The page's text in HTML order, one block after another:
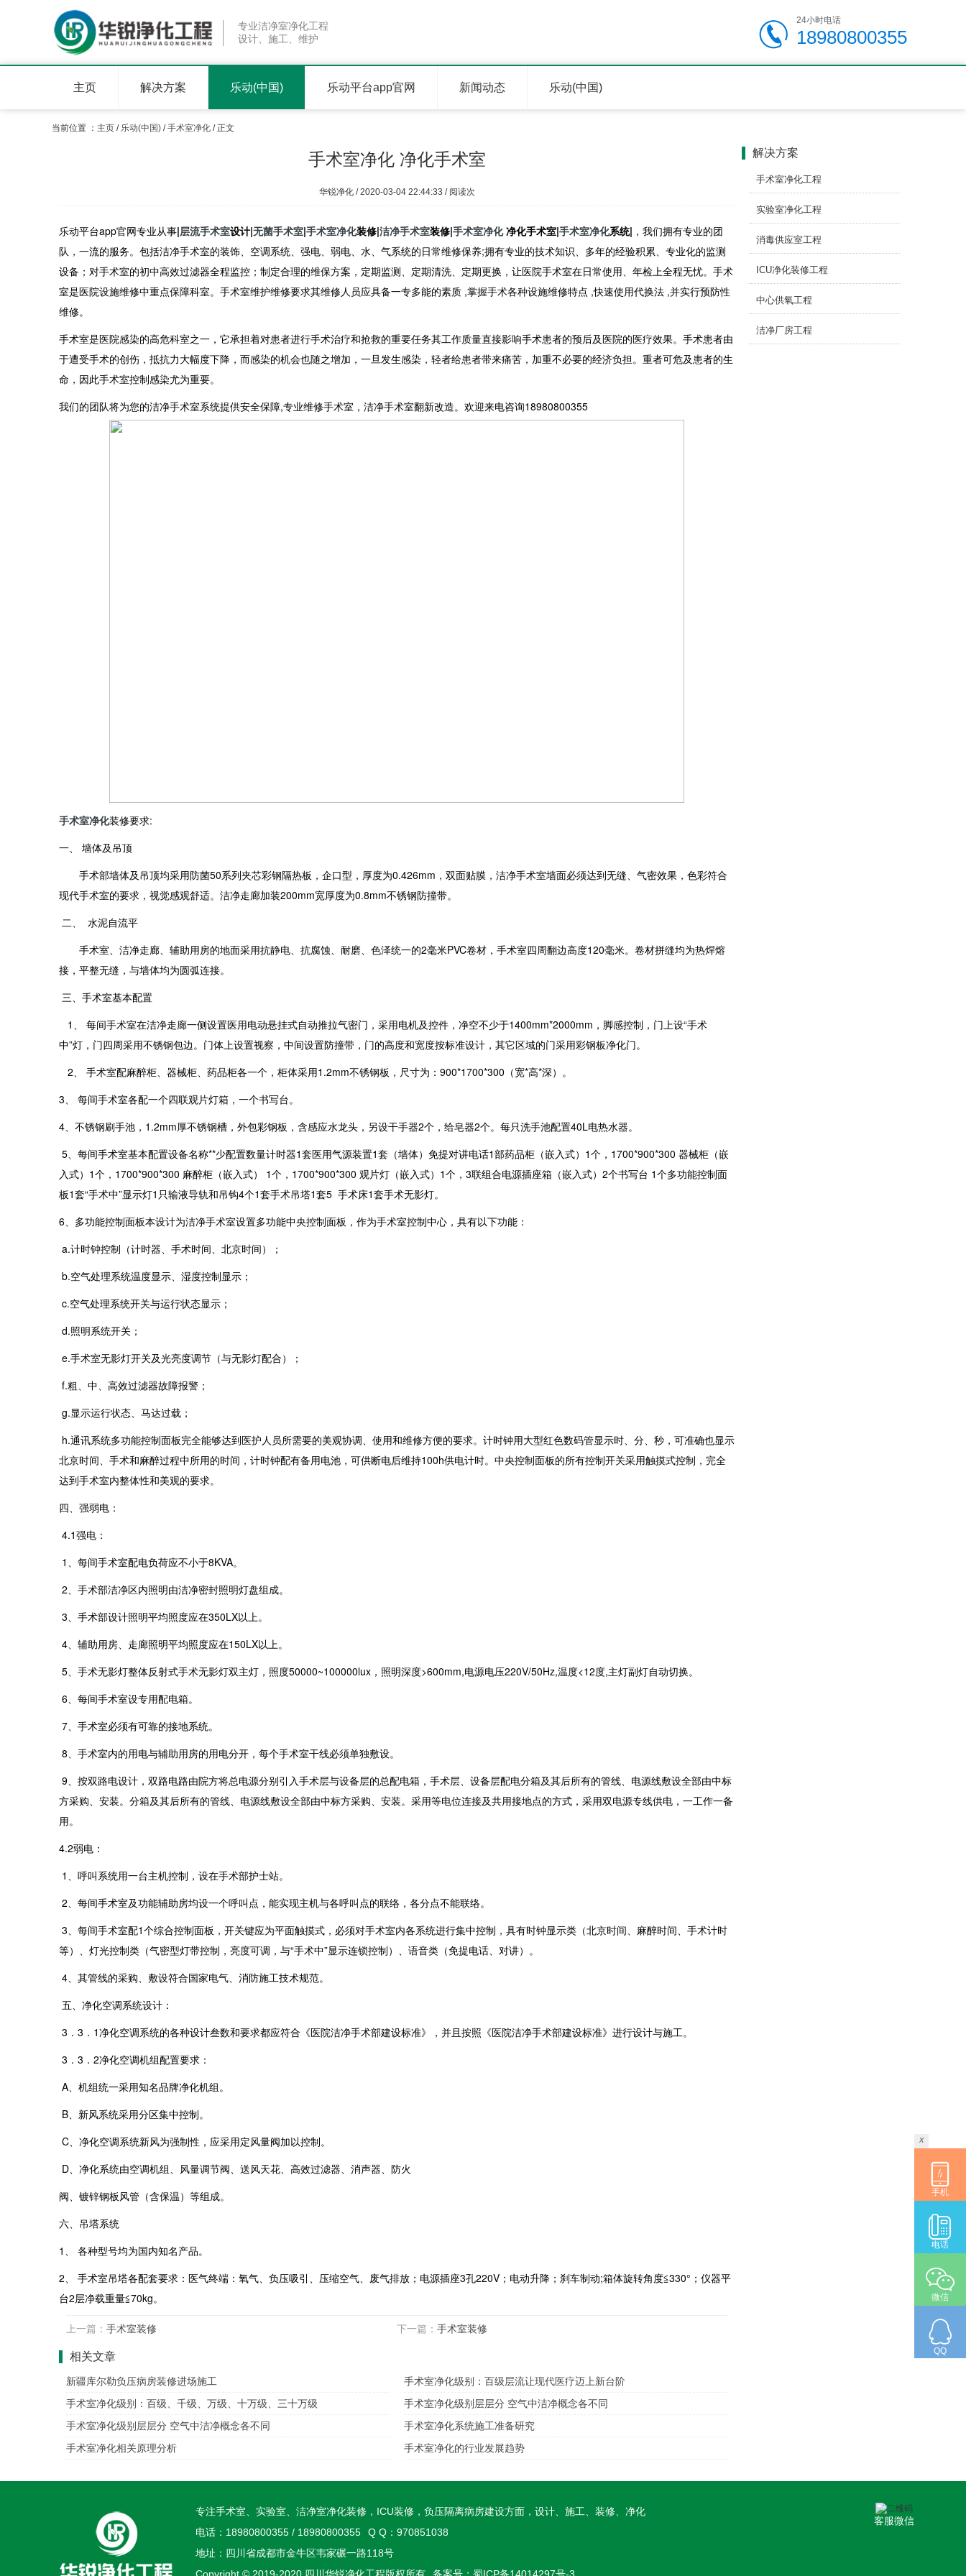
专业洁净室净化工程
设计、施工、维护
24小时电话
18980800355
主页 解决方案 乐动(中国) 乐动平台app官网 新闻动态 乐动(中国)
当前位置 ： 主页 / 乐动(中国) /手术室净化 / 正文
手术室净化 净化手术室
华锐净化 / 2020-03-04 22:44:33 / 阅读次
乐动平台app官网专业从事|层流手术室设计|无菌手术室|手术室净化装修|洁净手术室装修|手术室净化净化手术室|手术室净化系统| ，我们拥有专业的团
队，一流的服务。包括洁净手术室的装饰、空调系统、强电、弱电、水、气系统的日常维修保养;拥有专业的技术知识、多年的经验积累、专业化的监测
设备；对手术室的初中高效过滤器全程监控；制定合理的维保方案，定期监测、定期清洗、定期更换，让医院手术室在日常使用、年检上全程无忧。手术
室是医院设施维修中重点保障科室。手术室维护维修要求其维修人员应具备一专多能的素质 ,掌握手术各种设施维修特点 ,快速使用代换法 ,并实行预防性
维修。
手术室是医院感染的高危科室之一，它承担着对患者进行手术治疗和抢救的重要任务其工作质量直接影响手术患者的预后及医院的医疗效果。手术患者由
于遭受手术的创伤，抵抗力大幅度下降，而感染的机会也随之增加，一旦发生感染，轻者给患者带来痛苦，加重不必要的经济负担。重者可危及患者的生
命，因此手术室控制感染尤为重要。
我们的团队将为您的洁净手术室系统提供安全保障,专业维修手术室，洁净手术室翻新改造。欢迎来电咨询18980800355
手术室净化装修要求:
一、 墙体及吊顶
手术部墙体及吊顶均采用防菌50系列夹芯彩钢隔热板，企口型，厚度为0.426mm，双面贴膜，洁净手术室墙面必须达到无缝、气密效果，色彩符合
现代手术室的要求，视觉感观舒适。洁净走廊加装200mm宽厚度为0.8mm不锈钢防撞带。
二、 水泥自流平
手术室、洁净走廊、辅助用房的地面采用抗静电、抗腐蚀、耐磨、色泽统一的2毫米PVC卷材，手术室四周翻边高度120毫米。卷材拼缝均为热焊熔
接，平整无缝，与墙体均为圆弧连接。
三、手术室基本配置
1、 每间手术室在洁净走廊一侧设置医用电动悬挂式自动推拉气密门，采用电机及控件，净空不少于1400mm*2000mm，脚感控制，门上设“手术
中”灯，门四周采用不锈钢包边。门体上设置视察，中间设置防撞带，门的高度和宽度按标准设计，其它区域的门采用彩钢板净化门。
2、 手术室配麻醉柜、器械柜、药品柜各一个，柜体采用1.2mm不锈钢板，尺寸为：900*1700*300（宽*高*深）。
3、 每间手术室各配一个四联观片灯箱，一个书写台。
4、不锈钢刷手池，1.2mm厚不锈钢槽，外包彩钢板，含感应水龙头，另设干手器2个，给皂器2个。每只洗手池配置40L电热水器。
5、每间手术室基本配置设备名称**少配置数量计时器1套医用气源装置1套（墙体）免提对讲电话1部药品柜（嵌入式）1个，1700*900*300 器械柜（嵌
入式）1个，1700*900*300 麻醉柜（嵌入式） 1个，1700*900*300 观片灯（嵌入式）1个，3联组合电源插座箱（嵌入式）2个书写台 1个多功能控制面
板1套“手术中”显示灯1只输液导轨和吊钩4个1套手术吊塔1套5 手术床1套手术无影灯。
6、多功能控制面板本设计为洁净手术室设置多功能中央控制面板，作为手术室控制中心，具有以下功能：
a.计时钟控制（计时器、手术时间、北京时间）；
b.空气处理系统温度显示、湿度控制显示；
c.空气处理系统开关与运行状态显示；
d.照明系统开关；
e.手术室无影灯开关及光亮度调节（与无影灯配合）；
f.粗、中、高效过滤器故障报警；
g.显示运行状态、马达过载；
h.通讯系统多功能控制面板完全能够达到医护人员所需要的美观协调、使用和维修方便的要求。计时钟用大型红色数码管显示时、分、秒，可准确也显示
北京时间、手术和麻醉过程中所用的时间，计时钟配有备用电池，可供断电后维持100h供电计时。中央控制面板的所有控制开关采用触摸式控制，完全
达到手术室内整体性和美观的要求。
四、强弱电：
4.1强电：
1、每间手术室配电负荷应不小于8KVA。
2、手术部洁净区内照明由洁净密封照明灯盘组成。
3、手术部设计照明平均照度应在350LX以上。
4、辅助用房、走廊照明平均照度应在150LX以上。
5、手术无影灯整体反射式手术无影灯双主灯，照度50000~100000lux，照明深度>600mm,电源电压220V/50Hz,温度<12度,主灯副灯自动切换。
6、每间手术室设专用配电箱。
7、手术室必须有可靠的接地系统。
8、手术室内的用电与辅助用房的用电分开，每个手术室干线必须单独敷设。
9、按双路电设计，双路电路由院方将总电源分别引入手术层与设备层的总配电箱，手术层、设备层配电分箱及其后所有的管线、电源线敷设全部由中标
方采购、安装。分箱及其后所有的管线、电源线敷设全部由中标方采购、安装。采用等电位连接及共用接地点的方式，采用双电源专线供电，一工作一备
用。
4.2弱电：
1、呼叫系统用一台主机控制，设在手术部护士站。
2、每间手术室及功能辅助房均设一个呼叫点，能实现主机与各呼叫点的联络，各分点不能联络。
3、每间手术室配1个综合控制面板，开关键应为平面触摸式，必须对手术室内各系统进行集中控制，具有时钟显示类（北京时间、麻醉时间、手术计时
等）、灯光控制类（气密型灯带控制，亮度可调，与“手术中”显示连锁控制）、语音类（免提电话、对讲）。
4、其管线的采购、敷设符合国家电气、消防施工技术规范。
五、净化空调系统设计：
3．3．1净化空调系统的各种设计叁数和要求都应符合《医院洁净手术部建设标准》，并且按照《医院洁净手术部建设标准》进行设计与施工。
3．3．2净化空调机组配置要求：
A、机组统一采用知名品牌净化机组。
B、新风系统采用分区集中控制。
C、净化空调系统新风为强制性，应采用定风量阀加以控制。
D、净化系统由空调机组、风量调节阀、送风天花、高效过滤器、消声器、防火
阀、镀锌钢板风管（含保温）等组成。
六、吊塔系统
1、 各种型号均为国内知名产品。
2、 手术室吊塔各配套要求：医气终端：氧气、负压吸引、压缩空气、废气排放；电源插座3孔220V；电动升降；刹车制动;箱体旋转角度≦330°；仪器平
台2层净载重量≦70kg。
上一篇： 手术室装修 下一篇： 手术室装修
相关文章
新疆库尔勒负压病房装修进场施工
手术室净化级别：百级层流让现代医疗迈上新台阶
手术室净化级别：百级、千级、万级、十万级、三十万级
手术室净化级别层层分 空气中洁净概念各不同
手术室净化级别层层分 空气中洁净概念各不同
手术室净化系统施工准备研究
手术室净化相关原理分析
手术室净化的行业发展趋势
解决方案
手术室净化工程
实验室净化工程
消毒供应室工程
ICU净化装修工程
中心供氧工程
洁净厂房工程
客服微信
专注手术室、实验室、洁净室净化装修，ICU装修，负压隔离病房建设方面，设计、施工、装修、净化
电话：18980800355 / 18980800355
Q Q：970851038
地址：四川省成都市金牛区韦家碾一路118号
x
手机
电话
微信
QQ